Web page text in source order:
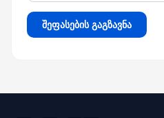
შეფასების გაგზავნა